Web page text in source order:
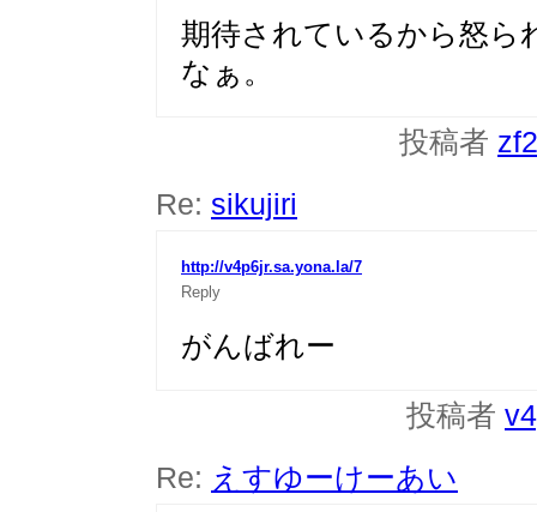
期待されているから怒ら
なぁ。
投稿者
Re: sikujiri
http://v4p6jr.sa.yona.la/7
Reply
がんばれー
投稿者
Re: えすゆーけーあい